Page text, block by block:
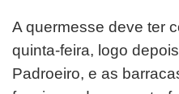
A quermesse deve ter
quinta-feira, logo
Padroeiro, e as